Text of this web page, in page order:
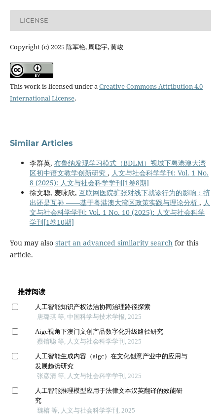
LICENSE
Copyright (c) 2025 陈军艳, 周聪宇, 黄峻
This work is licensed under aCreative Commons Attribution 4.0
International License.
Similar Articles
李群英, 布鲁纳发现学习模式（BDLM）视域下粤港澳大湾
区初中语文教学创新研究 , 人文与社会科学学刊: Vol. 1 No.
8 (2025): 人文与社会科学学刊[1卷8期]
徐文聪, 麦咏欣, 互联网医院扩张对线下就诊行为的影响：挤
出还是互补 ——基于粤港澳大湾区政策实践与理论分析 , 人
文与社会科学学刊: Vol. 1 No. 10 (2025): 人文与社会科学
学刊[1卷10期]
You may also start an advanced similarity searchfor this
article.
推荐阅读
人工智能知识产权法治协同治理路径探索
唐璐琪 等, 中国科学与技术学报, 2025
Aigc视角下澳门文创产品数字化升级路径研究
蔡镕聪 等, 人文与社会科学学刊, 2025
人工智能生成内容（aigc）在文化创意产业中的应用与
发展趋势研究
张彦清 等, 人文与社会科学学刊, 2025
人工智能推理模型应用于法律文本汉英翻译的效能研
究
魏榕 等, 人文与社会科学学刊, 2025